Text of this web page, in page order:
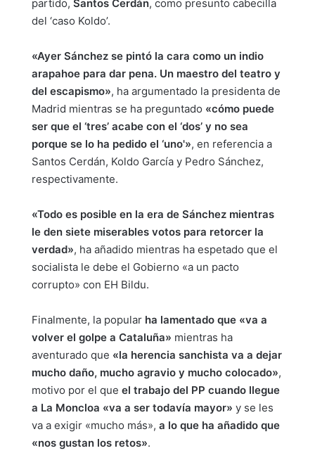
partido, Santos Cerdán, como presunto cabecilla
del ‘caso Koldo’.
«Ayer Sánchez se pintó la cara como un indio
arapahoe para dar pena. Un maestro del teatro y
del escapismo», ha argumentado la presidenta de
Madrid mientras se ha preguntado «cómo puede
ser que el ‘tres’ acabe con el ‘dos’ y no sea
porque se lo ha pedido el ‘uno'», en referencia a
Santos Cerdán, Koldo García y Pedro Sánchez,
respectivamente.
«Todo es posible en la era de Sánchez mientras
le den siete miserables votos para retorcer la
verdad», ha añadido mientras ha espetado que el
socialista le debe el Gobierno «a un pacto
corrupto» con EH Bildu.
Finalmente, la popular ha lamentado que «va a
volver el golpe a Cataluña» mientras ha
aventurado que «la herencia sanchista va a dejar
mucho daño, mucho agravio y mucho colocado»,
motivo por el que el trabajo del PP cuando llegue
a La Moncloa «va a ser todavía mayor» y se les
va a exigir «mucho más», a lo que ha añadido que
«nos gustan los retos».